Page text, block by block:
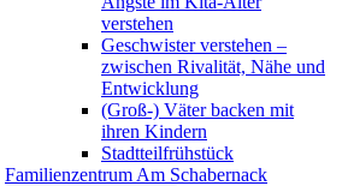
verstehen
Geschwister verstehen –
zwischen Rivalität, Nähe und
Entwicklung
(Groß-) Väter backen mit
ihren Kindern
Stadtteilfrühstück
Familienzentrum Am Schabernack